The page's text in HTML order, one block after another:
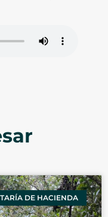
DE HACIENDA